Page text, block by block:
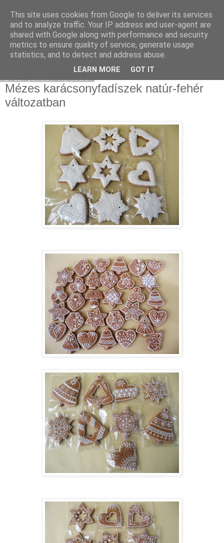
Moha Konyha
Mézes karácsonyfadíszek natúr-fehér
változatban
This site uses cookies from Google to deliver its services
and to analyze traffic. Your IP address and user-agent are
shared with Google along with performance and security
metrics to ensure quality of service, generate usage
statistics, and to detect and address abuse.
LEARN MORE GOT IT